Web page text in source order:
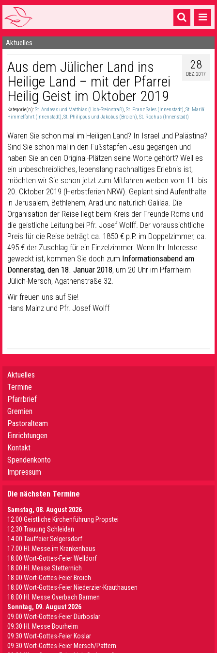
Startseite
1 Pfarrei
16 Gemeinden & mehr
Gottesdienste & Sinnsuche
Sakramente & Feste
Gemeinschaft & Soziales
Musik& Kultur
Seelsorge & Kontakt
Aktuelles
28
DEZ. 2017
Aus dem Jülicher Land ins
Heilige Land – mit der Pfarrei
Heilig Geist im Oktober 2019
Kategorie(n):St. Andreas und Matthias (Lich-Steinstraß),St. Franz Sales (Innenstadt),St. Mariä
Himmelfahrt (Innenstadt),St. Philippus und Jakobus (Broich),St. Rochus (Innenstadt)
Waren Sie schon mal im Heiligen Land? In Israel und Palästina?
Sind Sie schon mal in den Fußstapfen Jesu gegangen und
haben Sie an den Original-Plätzen seine Worte gehört? Weil es
ein unbeschreibliches, lebenslang nachhaltiges Erlebnis ist,
möchten wir Sie schon jetzt zum Mitfahren werben vom 11. bis
20. Oktober 2019 (Herbstferien NRW). Geplant sind Aufenthalte
in Jerusalem, Bethlehem, Arad und natürlich Galiläa. Die
Organisation der Reise liegt beim Kreis der Freunde Roms und
die geistliche Leitung bei Pfr. Josef Wolff. Der voraussichtliche
Preis für die Reise beträgt ca. 1850 € p.P. im Doppelzimmer, ca.
495 € der Zuschlag für ein Einzelzimmer. Wenn Ihr Interesse
geweckt ist, kommen Sie doch zum Informationsabend am
Donnerstag, den 18. Januar 2018, um 20 Uhr im Pfarrheim
Jülich-Mersch, Agathenstraße 32.
Wir freuen uns auf Sie!
Hans Mainz und Pfr. Josef Wolff
Aktuelles
Termine
Pfarrbrief
Gremien
Pastoralteam
Einrichtungen
Kontakt
Spendenkonto
Impressum
Die nächsten Termine
Samstag, 08. August 2026
12.00 Geistliche Kirchenführung Propstei
12.30 Trauung Schleiden
14.00 Tauffeier Selgersdorf
17.00 Hl. Messe im Krankenhaus
18.00 Wort-Gottes-Feier Welldorf
18.00 Hl. Messe Stetternich
18.00 Wort-Gottes-Feier Broich
18.00 Wort-Gottes-Feier Niederzier-Krauthausen
18.00 Hl. Messe Overbach Barmen
Sonntag, 09. August 2026
09.00 Wort-Gottes-Feier Dürboslar
09.30 HI. Messe Bourheim
09.30 Wort-Gottes-Feier Koslar
09.30 Wort-Gottes-Feier Mersch/Pattern